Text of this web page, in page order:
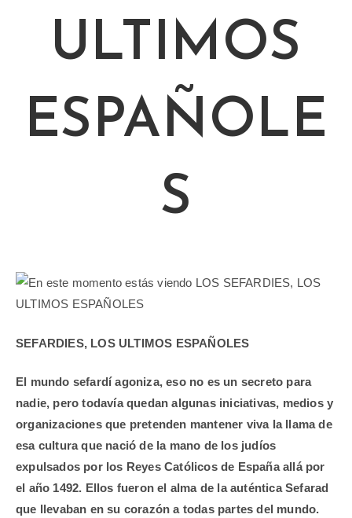
ULTIMOS
ESPAÑOLE
S
SEFARDIES, LOS ULTIMOS ESPAÑOLES
El mundo sefardí agoniza, eso no es un secreto para
nadie, pero todavía quedan algunas iniciativas, medios y
organizaciones que pretenden mantener viva la llama de
esa cultura que nació de la mano de los judíos
expulsados por los Reyes Católicos de España allá por
el año 1492. Ellos fueron el alma de la auténtica Sefarad
que llevaban en su corazón a todas partes del mundo.